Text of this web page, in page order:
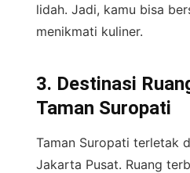
lidah. Jadi, kamu bisa
menikmati kuliner.
3. Destinasi
Taman Suropati
Taman Suropati terletak
Jakarta Pusat. Ruang